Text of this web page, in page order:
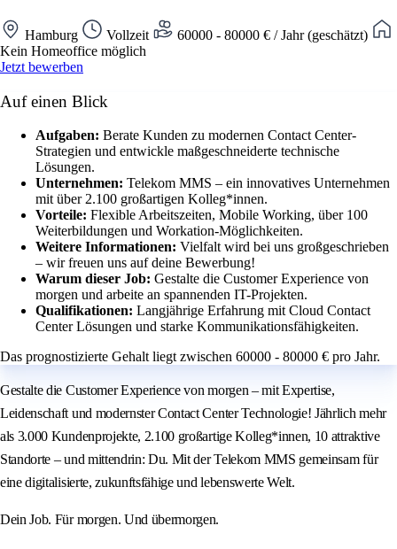
Hamburg Vollzeit
60000 - 80000 € / Jahr (geschätzt)
Kein Homeoffice möglich
Jetzt bewerben
Auf einen Blick
Aufgaben: Berate Kunden zu modernen Contact Center-
Strategien und entwickle maßgeschneiderte technische
Lösungen.
Unternehmen: Telekom MMS – ein innovatives Unternehmen
mit über 2.100 großartigen Kolleg*innen.
Vorteile: Flexible Arbeitszeiten, Mobile Working, über 100
Weiterbildungen und Workation-Möglichkeiten.
Weitere Informationen: Vielfalt wird bei uns großgeschrieben
– wir freuen uns auf deine Bewerbung!
Warum dieser Job: Gestalte die Customer Experience von
morgen und arbeite an spannenden IT-Projekten.
Qualifikationen: Langjährige Erfahrung mit Cloud Contact
Center Lösungen und starke Kommunikationsfähigkeiten.
Das prognostizierte Gehalt liegt zwischen 60000 - 80000 € pro Jahr.
Gestalte die Customer Experience von morgen – mit Expertise,
Leidenschaft und modernster Contact Center Technologie! Jährlich mehr
als 3.000 Kundenprojekte, 2.100 großartige Kolleg*innen, 10 attraktive
Standorte – und mittendrin: Du. Mit der Telekom MMS gemeinsam für
eine digitalisierte, zukunftsfähige und lebenswerte Welt.
Dein Job. Für morgen. Und übermorgen.